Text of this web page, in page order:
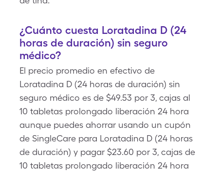
¿Cuánto cuesta Loratadina D (24
horas de duración) sin seguro
médico?
El precio promedio en efectivo de
Loratadina D (24 horas de duración) sin
seguro médico es de $49.53 por 3, cajas al
10 tabletas prolongado liberación 24 hora
aunque puedes ahorrar usando un cupón
de SingleCare para Loratadina D (24 horas
de duración) y pagar $23.60 por 3, cajas de
10 tabletas prolongado liberación 24 hora